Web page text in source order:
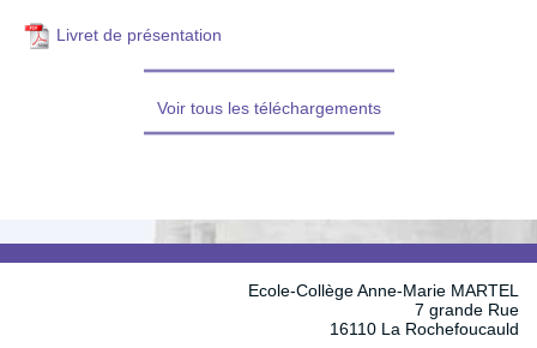
Livret de présentation
Voir tous les téléchargements
Ecole-Collège Anne-Marie MARTEL
7 grande Rue
16110 La Rochefoucauld